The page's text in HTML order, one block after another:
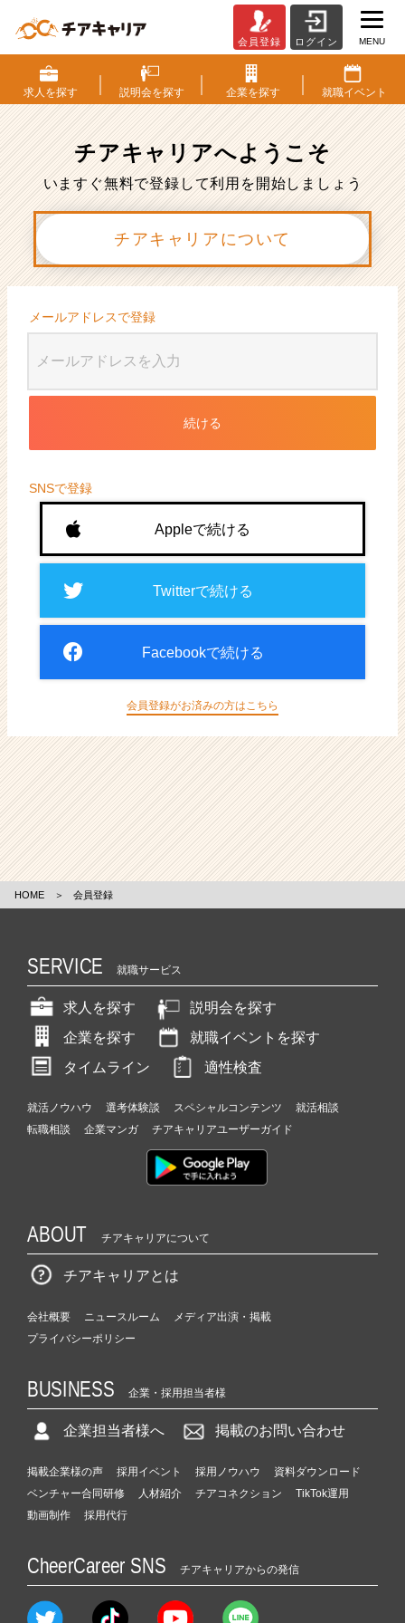
員
登
録
ベ
ン
チ
ャ
成
企
か
ら
ス
カ
ウ
届
活
サ
ト
ア
キ
リ
ア
会員登録 ログイン MENU
求人を探す 説明会を探す 企業を探す 就職イベント
チアキャリアへようこそ
いますぐ無料で登録して利用を開始しましょう
チアキャリアについて
メールアドレスで登録
続ける
SNSで登録
Appleで続ける
Twitterで続ける
Facebookで続ける
会員登録がお済みの方はこちら
HOME ＞ 会員登録
SERVICE 就職サービス
求人を探す
説明会を探す
企業を探す
就職イベントを探す
タイムライン
適性検査
就活ノウハウ 選考体験談 スペシャルコンテンツ
就活相談
転職相談
企業マンガ チアキャリアユーザーガイド
ABOUT チアキャリアについて
チアキャリアとは
会社概要 ニュースルーム
メディア出演・掲載
プライバシーポリシー
BUSINESS 企業・採用担当者様
企業担当者様へ 掲載のお問い合わせ
掲載企業様の声 採用イベント 採用ノウハウ
資料ダウンロード
ベンチャー合同研修
人材紹介 チアコネクション
TikTok運用
動画制作
採用代行
CheerCareer SNS チアキャリアからの発信